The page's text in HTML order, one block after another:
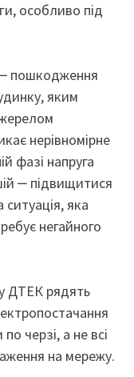
особливо під
пошкодження
яким
нерівномірне
фазі напруга
‒ підвищитися
яка
негайного
ДТЕК рядять
черзі, а не всі
на мережу.